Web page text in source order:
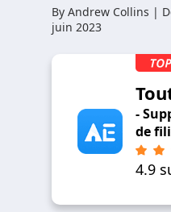
By Andrew Collins |
juin 2023
-
de
4.9